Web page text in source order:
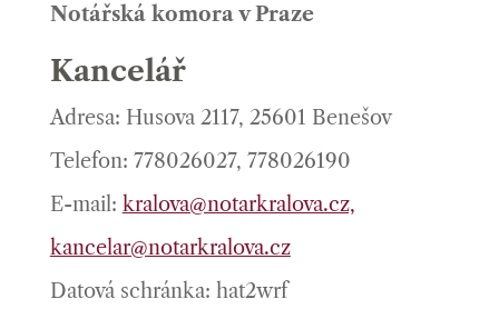
Notářská komora v Praze
Kancelář
Adresa: Husova 2117, 25601 Benešov
Telefon: 778026027, 778026190
E-mail: kralova@notarkralova.cz,
kancelar@notarkralova.cz
Datová schránka: hat2wrf